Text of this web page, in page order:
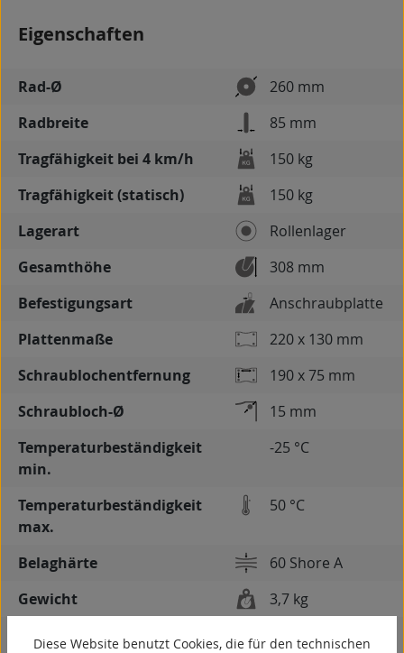
Eigenschaften
Rad-Ø
260 mm
Radbreite
85 mm
Tragfähigkeit bei 4 km/h
150 kg
Tragfähigkeit (statisch)
150 kg
Lagerart
Rollenlager
Gesamthöhe
308 mm
Befestigungsart
Anschraubplatte
Plattenmaße
220 x 130 mm
Schraublochentfernung
190 x 75 mm
Schraubloch-Ø
15 mm
Temperaturbeständigkeit
min.
-25 °C
Temperaturbeständigkeit
max.
50 °C
Belaghärte
60 Shore A
Gewicht
3,7 kg
spurlos
Diese Website benutzt Cookies, die für den technischen